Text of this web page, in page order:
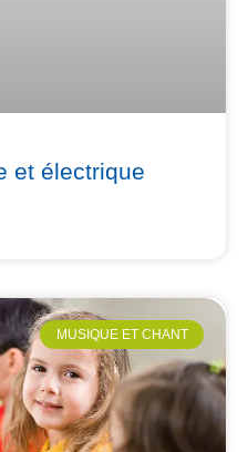
et électrique
MUSIQUE ET CHANT